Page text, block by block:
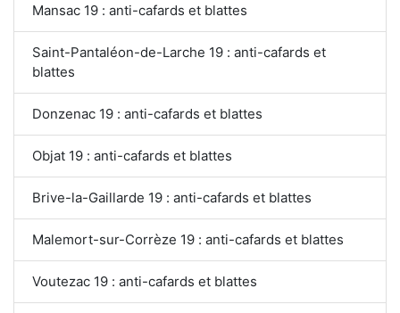
Mansac 19 : anti-cafards et blattes
Saint-Pantaléon-de-Larche 19 : anti-cafards et
blattes
Donzenac 19 : anti-cafards et blattes
Objat 19 : anti-cafards et blattes
Brive-la-Gaillarde 19 : anti-cafards et blattes
Malemort-sur-Corrèze 19 : anti-cafards et blattes
Voutezac 19 : anti-cafards et blattes